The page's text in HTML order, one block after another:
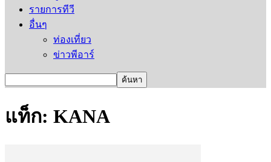
รายการทีวี
อื่นๆ
ท่องเที่ยว
ข่าวพีอาร์
แท็ก: KANA